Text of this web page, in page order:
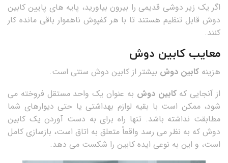
اگر یک زیر دوشی قدیمی را بیرون بیاورید، پایه های پایین کابین
دوش قابل تنظیم هستند تا با هر کفپوش ناهموار باقی مانده کار
کنند.
معایب کابین دوش
هزینه کابین دوش بیشتر از کابین دوش سنتی است.
از آنجایی کهکابین دوش به عنوان یک واحد مستقل فروخته می
شود، ممکن است با بقیه لوازم بهداشتی یا حتی دیوارهای شما
مطابقت نداشته باشد. تنها راه برای به دست آوردن یک کابین
دوش که به نظر می رسد واقعاً متعلق به اتاق است، بازسازی کامل
است، و این به نوعی ایده کابین را شکست می دهد.